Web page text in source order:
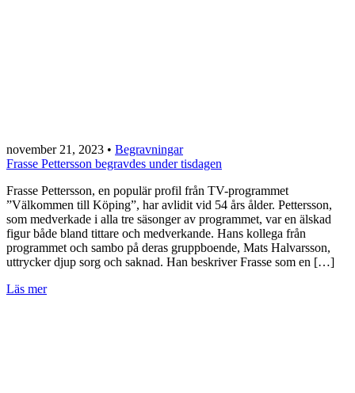
november 21, 2023 • Begravningar
Frasse Pettersson begravdes under tisdagen
Frasse Pettersson, en populär profil från TV-programmet
”Välkommen till Köping”, har avlidit vid 54 års ålder. Pettersson,
som medverkade i alla tre säsonger av programmet, var en älskad
figur både bland tittare och medverkande. Hans kollega från
programmet och sambo på deras gruppboende, Mats Halvarsson,
uttrycker djup sorg och saknad. Han beskriver Frasse som en […]
Läs mer